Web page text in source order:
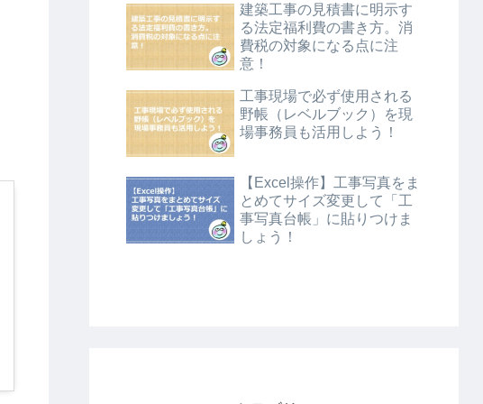
建築工事の見積書に明示す
る法定福利費の書き方。消
費税の対象になる点に注
意！
工事現場で必ず使用される
野帳（レベルブック）を現
場事務員も活用しよう！
【Excel操作】工事写真をま
とめてサイズ変更して「工
事写真台帳」に貼りつけま
しょう！